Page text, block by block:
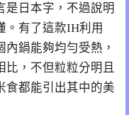
是日本字，不過說明
。有了這款IH利用
鍋能夠均勻受熱，
比，不但粒粒分明且
食都能引出其中的美